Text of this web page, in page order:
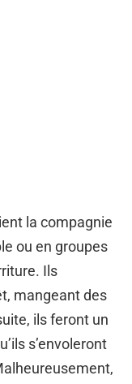
la compagnie
ou en groupes
Ils
mangeant des
ils feront un
s’envoleront